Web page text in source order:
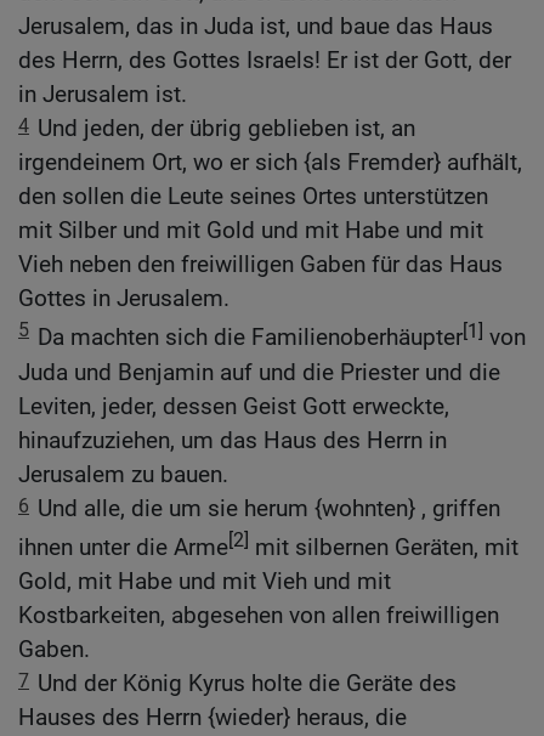
Jerusalem, das in Juda ist, und baue das Haus
des Herrn, des Gottes Israels! Er ist der Gott, der
in Jerusalem ist.
4 Und jeden, der übrig geblieben ist, an
irgendeinem Ort, wo er sich {als Fremder} aufhält,
den sollen die Leute seines Ortes unterstützen
mit Silber und mit Gold und mit Habe und mit
Vieh neben den freiwilligen Gaben für das Haus
Gottes in Jerusalem.
5 Da machten sich die Familienoberhäupter[1] von
Juda und Benjamin auf und die Priester und die
Leviten, jeder, dessen Geist Gott erweckte,
hinaufzuziehen, um das Haus des Herrn in
Jerusalem zu bauen.
6 Und alle, die um sie herum {wohnten} , griffen
ihnen unter die Arme[2] mit silbernen Geräten, mit
Gold, mit Habe und mit Vieh und mit
Kostbarkeiten, abgesehen von allen freiwilligen
Gaben.
7 Und der König Kyrus holte die Geräte des
Hauses des Herrn {wieder} heraus, die